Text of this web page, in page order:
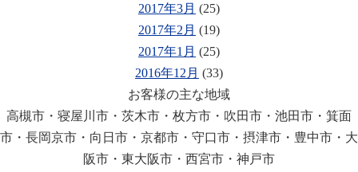
2017年3月 (25)
2017年2月 (19)
2017年1月 (25)
2016年12月 (33)
お客様の主な地域
高槻市・寝屋川市・茨木市・枚方市・吹田市・池田市・箕面
市・長岡京市・向日市・京都市・守口市・摂津市・豊中市・大
阪市・東大阪市・西宮市・神戸市